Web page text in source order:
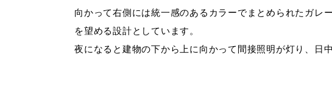
向かって右側には統一感のあるカラーでまとめられたガレ
を望める設計としています。
夜になると建物の下から上に向かって間接照明が灯り、日